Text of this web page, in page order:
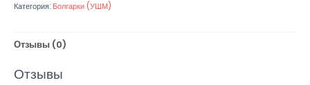
пылеудаления
115/125
T
Категория: Болгарки (УШМ)
Отзывы (0)
Отзывы